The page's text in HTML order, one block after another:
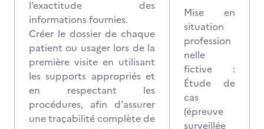
l’exactitude des
informations fournies.
Créer le dossier de chaque
patient ou usager lors de la
première visite en utilisant
les supports appropriés et
en respectant les
procédures, afin d'assurer
une traçabilité complète de
Mise en
situation
profession
nelle
fictive :
Étude de
cas
(épreuve
surveillée